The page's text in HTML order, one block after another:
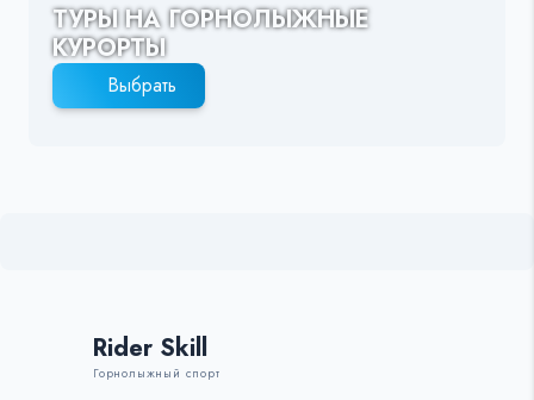
ТУРЫ НА ГОРНОЛЫЖНЫЕ
КУРОРТЫ
Выбрать
Rider Skill
Горнолыжный спорт